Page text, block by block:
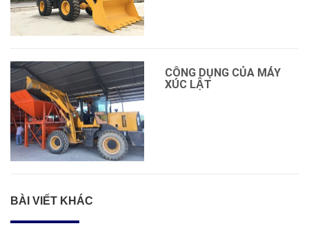
CÔNG DỤNG CỦA MÁY
XÚC LẬT
BÀI VIẾT KHÁC